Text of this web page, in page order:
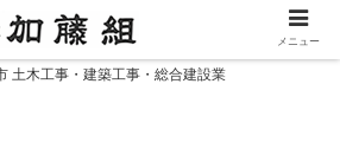
土木工事・建築工事・総合建設業
メニュー